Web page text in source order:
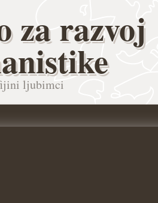
za razvoj
ljubimci